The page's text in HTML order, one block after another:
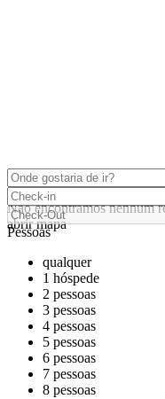
clique para habilitar o zoom
Carregando Mapas
Não encontramos nenhum
abrir mapa
Pessoas
qualquer
1 hóspede
2 pessoas
3 pessoas
4 pessoas
5 pessoas
6 pessoas
7 pessoas
8 pessoas